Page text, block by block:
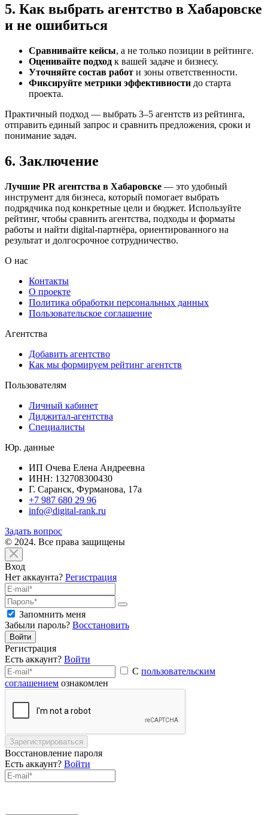
5. Как выбрать агентство в Хабаровске
и не ошибиться
Сравнивайте кейсы, а не только позиции в рейтинге.
Оценивайте подход к вашей задаче и бизнесу.
Уточняйте состав работ и зоны ответственности.
Фиксируйте метрики эффективности до старта
проекта.
Практичный подход — выбрать 3–5 агентств из рейтинга,
отправить единый запрос и сравнить предложения, сроки и
понимание задач.
6. Заключение
Лучшие PR агентства в Хабаровске — это удобный
инструмент для бизнеса, который помогает выбрать
подрядчика под конкретные цели и бюджет. Используйте
рейтинг, чтобы сравнить агентства, подходы и форматы
работы и найти digital-партнёра, ориентированного на
результат и долгосрочное сотрудничество.
О нас
Контакты
О проекте
Политика обработки персональных данных
Пользовательское соглашение
Агентства
Добавить агентство
Как мы формируем рейтинг агентств
Пользователям
Личный кабинет
Диджитал-агентства
Специалисты
Юр. данные
ИП Очева Елена Андреевна
ИНН: 132708300430
Г. Саранск, Фурманова, 17а
+7 987 680 29 96
info@digital-rank.ru
Задать вопрос
© 2024. Все права защищены
Вход
Нет аккаунта? Регистрация
Запомнить меня
Забыли пароль? Восстановить
Войти
Регистрация
Есть аккаунт? Войти
С пользовательским
соглашением ознакомлен
Зарегистрироваться
Восстановление пароля
Есть аккаунт? Войти